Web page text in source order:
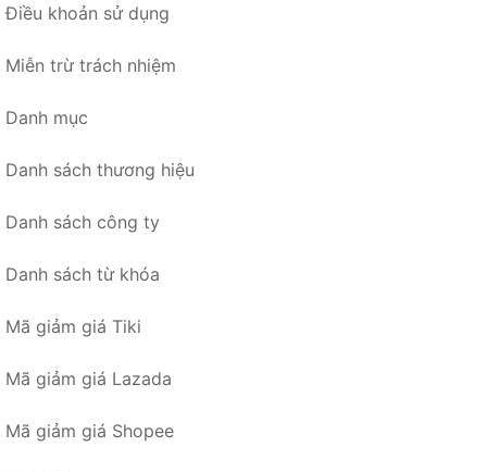
Điều khoản sử dụng
Miễn trừ trách nhiệm
Danh mục
Danh sách thương hiệu
Danh sách công ty
Danh sách từ khóa
Mã giảm giá Tiki
Mã giảm giá Lazada
Mã giảm giá Shopee